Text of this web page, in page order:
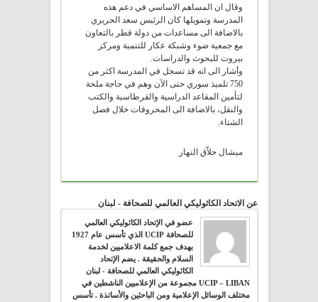
وقال ان المساهم الاساسي في دعم هذه
المدرسة وتمويلها كان الرئيس سعد الحريري
بالاضافة الى مساعدات من دولة قطر بالتعاون
مع جمعية ضوء وشبكة عكار للتنمية ومركز
بيروت للبحوث والدراسات.
وأشار الى انه قد تسجل في المدرسة اكثر من
750 تلميذ سوري حتى الآن وهم في حاجة ملحة
لتأمين المقاعد الدراسية والقرطاسية والكتب
والنقل، بالاضافة الى المحروقات خلال فصل
الشتاء.
ميشال حلاّق النهار
عن الاتحاد الكاثوليكي العالمي للصحافة - لبنان
عضو في الإتحاد الكاثوليكي العالمي
للصحافة UCIP الذي تأسس عام 1927
بهدف جمع كلمة الاعلاميين لخدمة
السلام والحقيقة . يضم الإتحاد
الكاثوليكي العالمي للصحافة - لبنان
UCIP – LIBAN مجموعة من الإعلاميين الناشطين في
مختلف الوسائل الإعلامية ومن الباحثين والأساتذة . تأسس